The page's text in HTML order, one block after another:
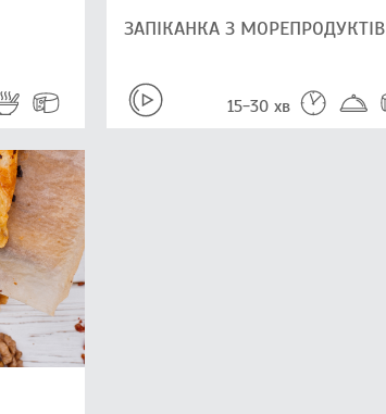
ЗАПІКАНКА З МОРЕПРОДУКТІВ
15-30 хв